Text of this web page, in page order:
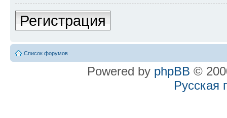
Регистрация
Список форумов
Powered by phpBB ©
Русская